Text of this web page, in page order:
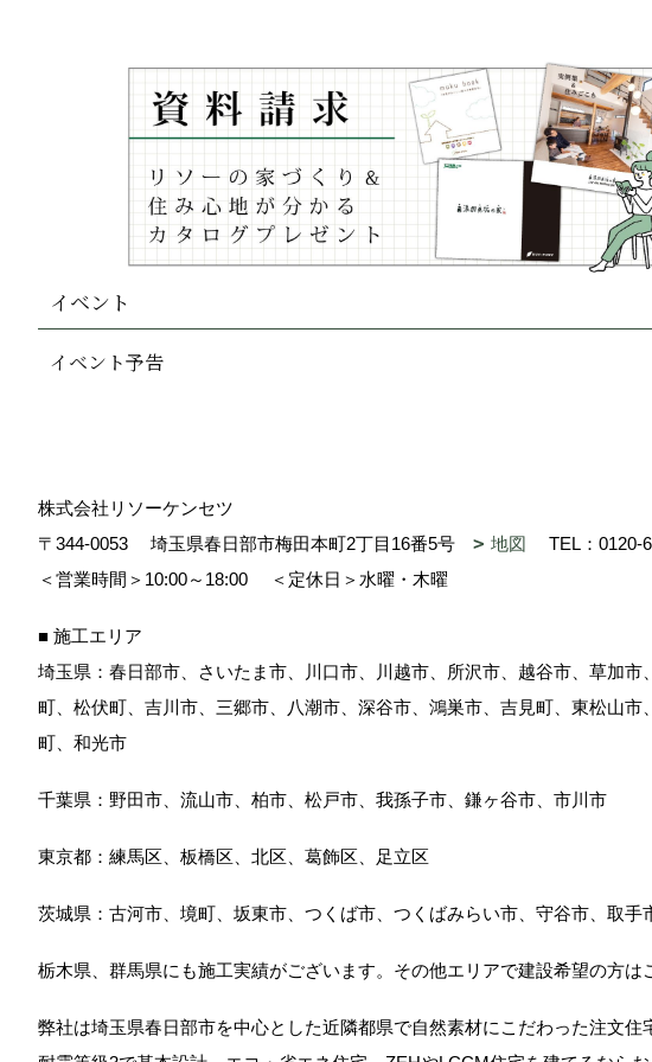
イベント
イベント予告
株式会社リソーケンセツ
〒344-0053
埼玉県春日部市梅田本町2丁目16番5号 地図 TEL： 0120-
＜営業時間＞10:00～18:00
＜定休日＞水曜・木曜
■ 施工エリア
埼玉県：春日部市、さいたま市、川口市、川越市、所沢市、越谷市、草加
町、松伏町、吉川市、三郷市、八潮市、深谷市、鴻巣市、吉見町、東松山
町、和光市
千葉県：野田市、流山市、柏市、松戸市、我孫子市、鎌ヶ谷市、市川市
東京都：練馬区、板橋区、北区、葛飾区、足立区
茨城県：古河市、境町、坂東市、つくば市、つくばみらい市、守谷市、取手
栃木県、群馬県にも施工実績がございます。その他エリアで建設希望の方は
弊社は埼玉県春日部市を中心とした近隣都県で自然素材にこだわった注文住